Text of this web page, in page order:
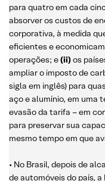
para quatro em cada
absorver os custos de
corporativa, à medida
eficientes e
operações; e(ii)os
ampliar o imposto de
sigla em inglês) para
aço e alumínio, em uma
evasão da tarifa – em
para preservar sua
mesmo tempo em que
• No Brasil, depois de
de automóveis do país,